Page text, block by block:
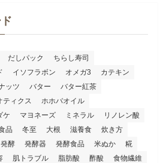
だしパック
ちらし寿司
イソフラボン オメガ3
カテキン
ッツ バター
バター紅茶
ティクス
ホホバオイル
ケ マヨネーズ ミネラル
リノレン酸
品 冬至 大根 滋養食
炊き方
発酵 発酵器 発酵食品 米ぬか
糀
肌トラブル 脂肪酸 酢酸
食物繊維